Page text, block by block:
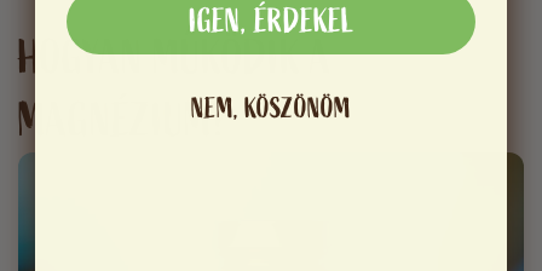
HOGYAN MŰKÖDIK A
MAGNÉZIUM?
IGEN, ÉRDEKEL
NEM, KÖSZÖNÖM